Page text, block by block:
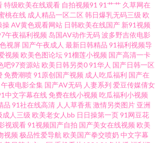
豆 韩国3级片 久久青草av 欧美成人中文在线 丝袜后入
丝袜视频 豆花视频不卡 黄色网址国产偷 欧美性爱派
品 亚洲另类性 91成人社区电影 国产又大又色 玖玖在
天堂资源成人网站 51国产成人自拍 91在线入口免费
美中文伦理片 探花AV网 欧日不卡 99热久草精品 高清
源在线 日韩欧美亚影院 亚洲一区伪娘射精 91视频网
特级欧美在线观看 自拍视频91 91艹艹 久草网在
桃在线 成人精品一区二区 韩日爆乳无码三级 欧
操AV黄色观看网站 日韩欧美在线国产 新91视频
午夜福利视频 岛国AV动作无码波多野吉依电影
视屏 国产午夜成人 最新日韩精品 91福利视频导
视频 欧美色图论坛91榴莲小视频 国产高清一卡
吧97资源站 欧美日韩另类091华人 国产日韩一区
免费潮喷91原创国产视频 成人吃瓜福利 国产在
午夜电影全集 国产AV无码 人妻系列 爱豆传媒倩女
中文字幕在线 免费在线小视频 吃瓜福利小视频
品 91社在线高清 人人草香蕉 激情另类图片 亚洲
成人三级 欧美老女人bb 日日操第一页91网豆花
视观看91视频国产自拍 国产美女在线视频 欧美
视频 极品性爱导航 欧美国产拳交喷奶 中文字幕